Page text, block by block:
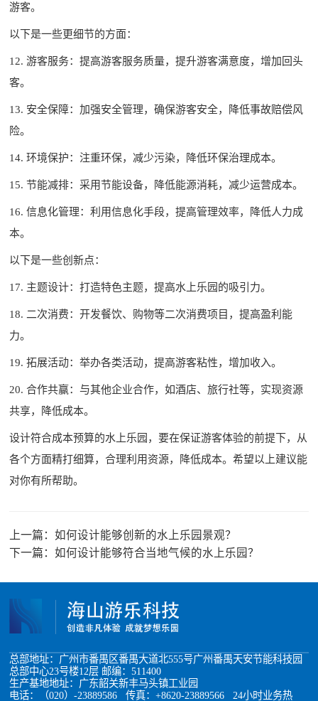
游客。
以下是一些更细节的方面：
12. 游客服务：提高游客服务质量，提升游客满意度，增加回头
客。
13. 安全保障：加强安全管理，确保游客安全，降低事故赔偿风
险。
14. 环境保护：注重环保，减少污染，降低环保治理成本。
15. 节能减排：采用节能设备，降低能源消耗，减少运营成本。
16. 信息化管理：利用信息化手段，提高管理效率，降低人力成
本。
以下是一些创新点：
17. 主题设计：打造特色主题，提高水上乐园的吸引力。
18. 二次消费：开发餐饮、购物等二次消费项目，提高盈利能
力。
19. 拓展活动：举办各类活动，提高游客粘性，增加收入。
20. 合作共赢：与其他企业合作，如酒店、旅行社等，实现资源
共享，降低成本。
设计符合成本预算的水上乐园，要在保证游客体验的前提下，从
各个方面精打细算，合理利用资源，降低成本。希望以上建议能
对你有所帮助。
上一篇：如何设计能够创新的水上乐园景观？
下一篇：如何设计能够符合当地气候的水上乐园？
总部地址：广州市番禺区番禺大道北555号广州番禺天安节能科技园
总部中心23号楼12层 邮编：511400
生产基地地址：广东韶关新丰马头镇工业园
电话：（020）-23889586 传真：+8620-23889566 24小时业务热